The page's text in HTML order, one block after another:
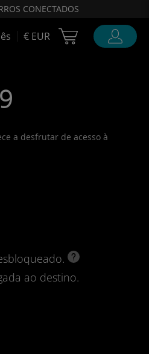
CONECTADOS
€ EUR Cart Ubigi
a desfrutar de acesso à
ao destino.